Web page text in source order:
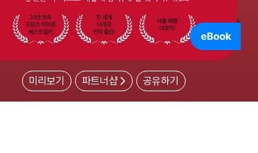
미리보기 파트너샵 공유하기